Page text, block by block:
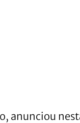
anunciou